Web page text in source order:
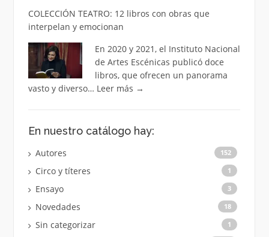
COLECCIÓN TEATRO: 12 libros con obras que
interpelan y emocionan
En 2020 y 2021, el Instituto Nacional
de Artes Escénicas publicó doce
libros, que ofrecen un panorama
vasto y diverso… Leer más →
En nuestro catálogo hay:
Autores 152
Circo y títeres 1
Ensayo 3
Novedades 18
Sin categorizar 1